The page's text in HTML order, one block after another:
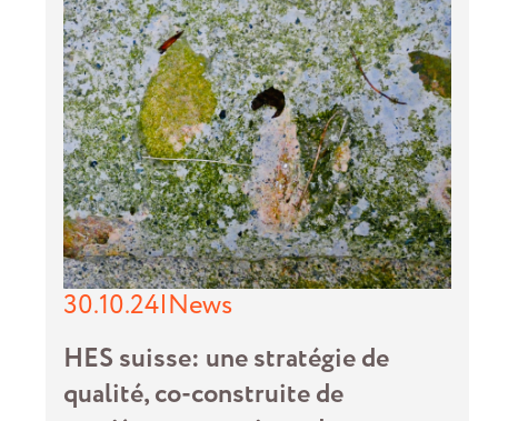
30.10.24|News
HES suisse: une stratégie de
qualité, co-construite de